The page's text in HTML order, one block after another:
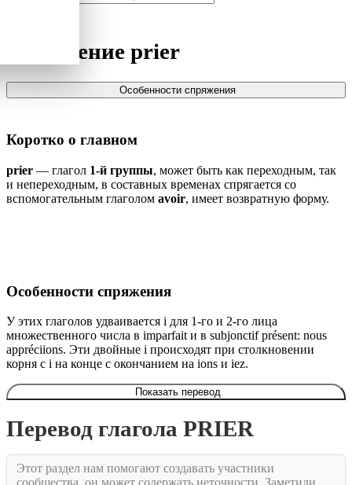
Спряжение prier
Особенности спряжения
Коротко о главном
prier — глагол 1-й группы, может быть как переходным, так
и непереходным, в составных временах спрягается со
вспомогательным глаголом avoir, имеет возвратную форму.
Особенности спряжения
У этих глаголов удваивается i для 1-го и 2-го лица
множественного числа в imparfait и в subjonctif présent: nous
appréciions. Эти двойные i происходят при столкновении
корня с i на конце с окончанием на ions и iez.
Показать перевод
Перевод глагола PRIER
Этот раздел нам помогают создавать участники